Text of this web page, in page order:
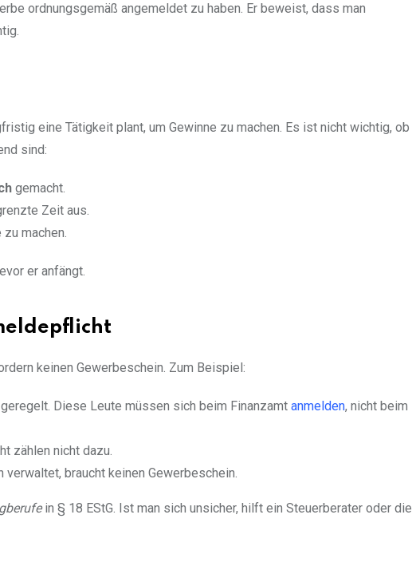
ordnungsgemäß angemeldet zu haben. Er beweist, dass man
eine Tätigkeit plant, um Gewinne zu machen. Es ist nicht wichtig, ob
sind:
gemacht.
Zeit aus.
zu machen.
er anfängt.
keinen Gewerbeschein. Zum Beispiel:
Diese Leute müssen sich beim Finanzamt anmelden, nicht beim
zählen nicht dazu.
verwaltet, braucht keinen Gewerbeschein.
in § 18 EStG. Ist man sich unsicher, hilft ein Steuerberater oder die